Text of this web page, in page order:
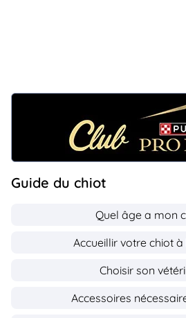
Guide du chiot
Quel âge a mon
Accueillir votre chiot
Choisir son
Accessoires